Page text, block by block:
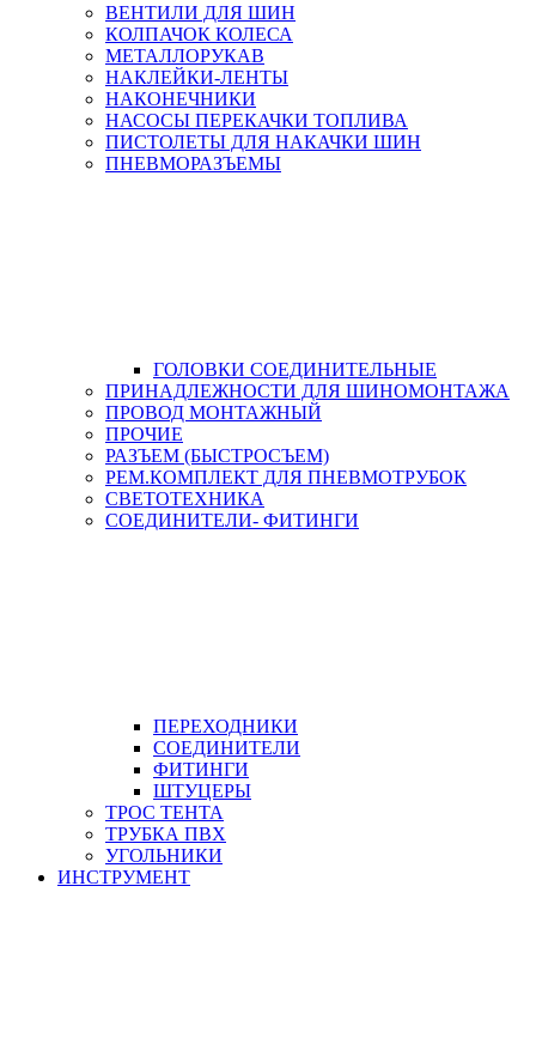
ВЕНТИЛИ ДЛЯ ШИН
КОЛПАЧОК КОЛЕСА
МЕТАЛЛОРУКАВ
НАКЛЕЙКИ-ЛЕНТЫ
НАКОНЕЧНИКИ
НАСОСЫ ПЕРЕКАЧКИ ТОПЛИВА
ПИСТОЛЕТЫ ДЛЯ НАКАЧКИ ШИН
ПНЕВМОРАЗЪЕМЫ
ГОЛОВКИ СОЕДИНИТЕЛЬНЫЕ
ПРИНАДЛЕЖНОСТИ ДЛЯ ШИНОМОНТАЖА
ПРОВОД МОНТАЖНЫЙ
ПРОЧИЕ
РАЗЪЕМ (БЫСТРОСЪЕМ)
РЕМ.КОМПЛЕКТ ДЛЯ ПНЕВМОТРУБОК
СВЕТОТЕХНИКА
СОЕДИНИТЕЛИ- ФИТИНГИ
ПЕРЕХОДНИКИ
СОЕДИНИТЕЛИ
ФИТИНГИ
ШТУЦЕРЫ
ТРОС ТЕНТА
ТРУБКА ПВХ
УГОЛЬНИКИ
ИНСТРУМЕНТ